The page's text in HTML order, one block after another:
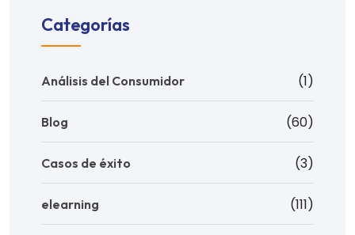
Categorías
Análisis del Consumidor (1)
Blog (60)
Casos de éxito (3)
elearning (111)